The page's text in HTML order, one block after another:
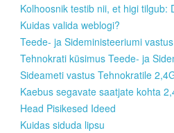
Kolhoosnik testib nii, et higi tilgub:
Kuidas valida weblogi?
Teede- ja Sideministeeriumi
Tehnokrati küsimus Teede- ja
Sideameti vastus Tehnokratile
Kaebus segavate saatjate kohta
Head Pisikesed Ideed
Kuidas siduda lipsu